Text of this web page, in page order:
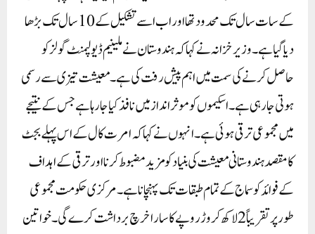
کے سات سال تک محدود تھا اور اب اسے تشکیل کے 10سال تک بڑھا
دیا گیا ہے ۔وزیر خزانہ نے کہا کہ ہندوستان نے ملینیم ڈیولپمنٹ گولز کو
حاصل کرنے کی سمت میں اہم پیش رفت کی ہے ۔ معیشت تیزی سے رسمی
ہوتی جا رہی ہے ۔ اسکیموں کو موثر انداز میں نافذ کیا جارہا ہے جس کے نتیجے
میں مجموعی ترقی ہوئی ہے ۔ انہوں نے کہا کہ امرت کال کے اس پہلے بجٹ
کا مقصد ہندوستانی معیشت کی بنیاد کو مزید مضبوط کرنا اور ترقی کے اہداف
کے فوائد کو سماج کے تمام طبقات تک پہنچانا ہے ۔مرکزی حکومت مجموعی
طور پر تقریباً 2لاکھ کروڑ روپے کا سارا خرچ برداشت کرے گی۔خواتین